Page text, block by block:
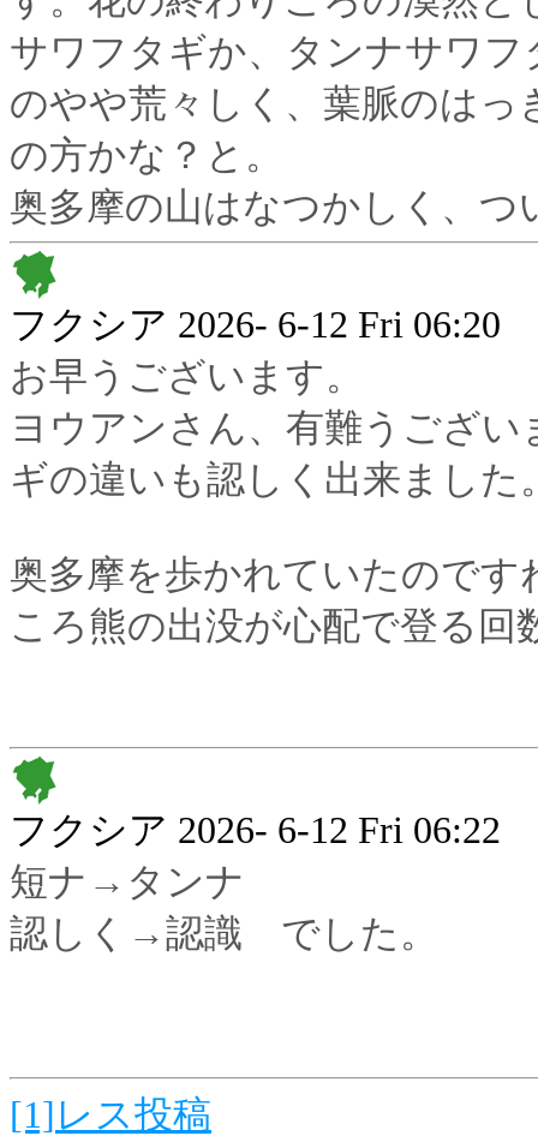
サワフタギか、タンナサワ
のやや荒々しく、葉脈のは
の方かな？と。
奥多摩の山はなつかしく、
フクシア 2026- 6-12 Fri 06:20
お早うございます。
ヨウアンさん、有難うござ
ギの違いも認しく出来ました
奥多摩を歩かれていたので
ころ熊の出没が心配で登る回
フクシア 2026- 6-12 Fri 06:22
短ナ→タンナ
認しく→認識 でした。
[1]レス投稿